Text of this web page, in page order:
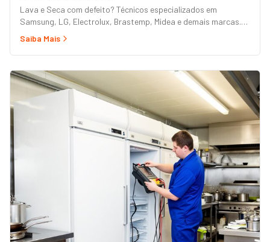
Lava e Seca com defeito? Técnicos especializados em
Samsung, LG, Electrolux, Brastemp, Midea e demais marcas.
Erros de painel, não centrifuga, não seca, vazamento e mais.
Saiba Mais